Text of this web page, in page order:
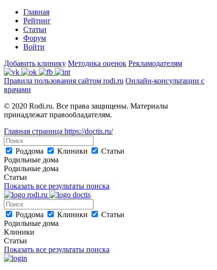
Главная
Рейтинг
Статьи
Форум
Войти
Добавить клинику Методика оценок Рекламодателям
Правила пользования сайтом rodi.ru Онлайн-консультации с
врачами
© 2020 Rodi.ru. Все права защищены. Материалы
принадлежат правообладателям.
Главная страница https://doctis.ru/
Роддома Клиники
Статьи
Родильные дома
Родильные дома
Статьи
Показать все результаты поиска
Роддома Клиники
Статьи
Родильные дома
Клиники
Статьи
Показать все результаты поиска